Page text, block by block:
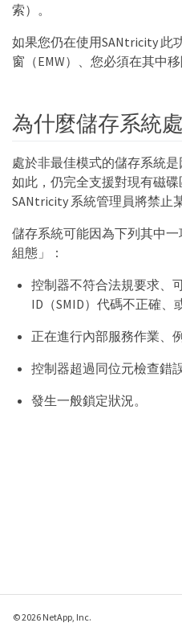
索）。
如果您仍在使用SANtricity 此
窗（EMW）、您必須在其中
為什麼儲存系統
處於非最佳模式的儲存系統
如此，仍完全支援對現有磁
SANtricity 系統管理員將禁止
儲存系統可能因為下列其中
組態」：
控制器不符合法規要求、
ID（SMID）代碼不正確、
正在進行內部服務作業、
控制器超過同位元檢查錯
發生一般鎖定狀況。
© 2026 NetApp, Inc.